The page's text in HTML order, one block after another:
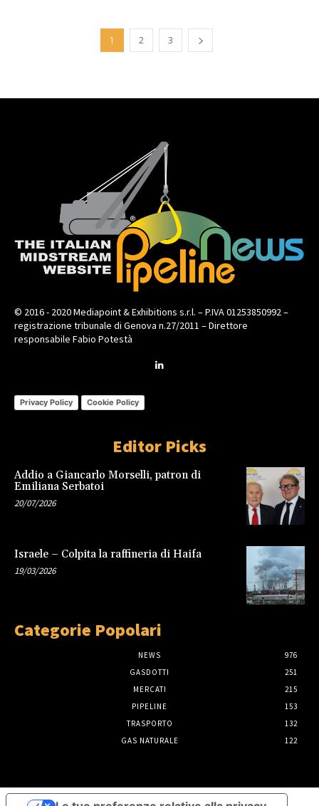
1 2 3
© 2016 - 2020 Mediapoint & Exhibitions s.r.l. – P.IVA 01253850992 –
registrazione tribunale di Genova n.27/2011 – Direttore
responsabile Fabio Potestà
Privacy Policy Cookie Policy
Editor Picks
Addio a Giancarlo Morselli, patron di
Emiliana Serbatoi
20/07/2026
Israele – Colpita la raffineria di Haifa
19/03/2026
Categorie Popolari
NEWS
976
GASDOTTI
251
MERCATI
215
PIPELINE
153
TRASPORTO
132
GAS NATURALE
122